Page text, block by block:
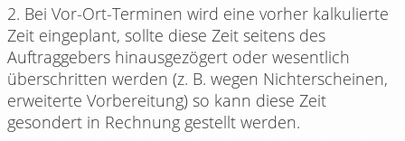
2. Bei Vor-Ort-Terminen wird eine vorher kalkulierte
Zeit eingeplant, sollte diese Zeit seitens des
Auftraggebers hinausgezögert oder wesentlich
überschritten werden (z. B. wegen Nichterscheinen,
erweiterte Vorbereitung) so kann diese Zeit
gesondert in Rechnung gestellt werden.